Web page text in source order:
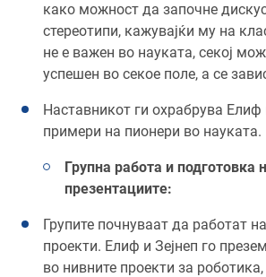
како можност да започне
стереотипи, кажувајќи му на
не е важен во науката, секој
успешен во секое поле, а се
Наставникот ги охрабрува Елиф
примери на пионери во науката.
Групна работа и подготовка
презентациите:
Групите почнуваат да работат
проекти. Елиф и Зејнеп го
во нивните проекти за